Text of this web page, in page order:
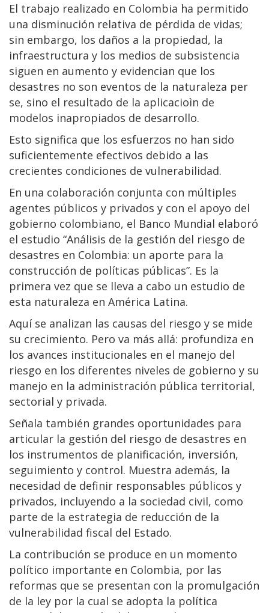
El trabajo realizado en Colombia ha permitido
una disminución relativa de pérdida de vidas;
sin embargo, los daños a la propiedad, la
infraestructura y los medios de subsistencia
siguen en aumento y evidencian que los
desastres no son eventos de la naturaleza per
se, sino el resultado de la aplicacioìn de
modelos inapropiados de desarrollo.
Esto significa que los esfuerzos no han sido
suficientemente efectivos debido a las
crecientes condiciones de vulnerabilidad.
En una colaboración conjunta con múltiples
agentes públicos y privados y con el apoyo del
gobierno colombiano, el Banco Mundial elaboró
el estudio “Análisis de la gestión del riesgo de
desastres en Colombia: un aporte para la
construcción de políticas públicas”. Es la
primera vez que se lleva a cabo un estudio de
esta naturaleza en América Latina.
Aquí se analizan las causas del riesgo y se mide
su crecimiento. Pero va más allá: profundiza en
los avances institucionales en el manejo del
riesgo en los diferentes niveles de gobierno y su
manejo en la administración pública territorial,
sectorial y privada.
Señala también grandes oportunidades para
articular la gestión del riesgo de desastres en
los instrumentos de planificación, inversión,
seguimiento y control. Muestra además, la
necesidad de definir responsables públicos y
privados, incluyendo a la sociedad civil, como
parte de la estrategia de reducción de la
vulnerabilidad fiscal del Estado.
La contribución se produce en un momento
político importante en Colombia, por las
reformas que se presentan con la promulgación
de la ley por la cual se adopta la política